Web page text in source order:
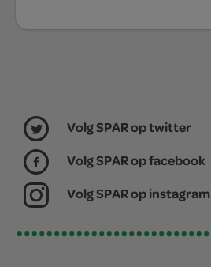
Volg SPAR op twitter
Volg SPAR op facebook
Volg SPAR op instagram